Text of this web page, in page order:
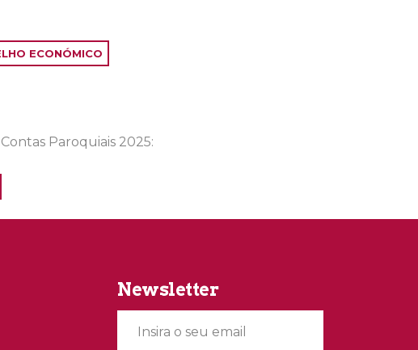
ECONÓMICO
Paroquiais 2025:
Newsletter